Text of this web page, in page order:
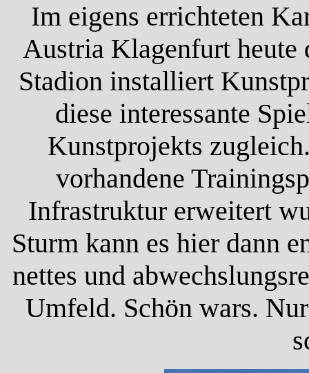
Im eigens errichteten
Austria Klagenfurt heute
Stadion installiert
diese interessante
Kunstprojekts
vorhandene
Infrastruktur erweitert
Sturm kann es hier dann
nettes und
Umfeld. Schön wars.